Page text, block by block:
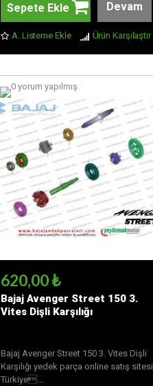
Sepete Ekle Devam
A. Listeme Ekle Ürün Karşılaştır
620,00 ₺
Bajaj Avenger Street 150 3.
Vites Dişli Karşılığı
Bajaj Avenger Street 150 3. Vites Dişli
Karşılığı yedek parça online satış sitesi.
Türkiye...